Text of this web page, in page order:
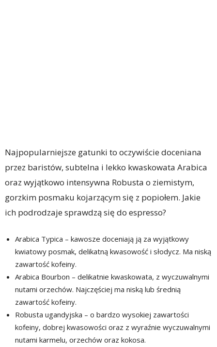
Najpopularniejsze gatunki to oczywiście doceniana
przez baristów, subtelna i lekko kwaskowata Arabica
oraz wyjątkowo intensywna Robusta o ziemistym,
gorzkim posmaku kojarzącym się z popiołem. Jakie
ich podrodzaje sprawdzą się do espresso?
Arabica Typica – kawosze doceniają ją za wyjątkowy
kwiatowy posmak, delikatną kwasowość i słodycz. Ma niską
zawartość kofeiny.
Arabica Bourbon – delikatnie kwaskowata, z wyczuwalnymi
nutami orzechów. Najczęściej ma niską lub średnią
zawartość kofeiny.
Robusta ugandyjska – o bardzo wysokiej zawartości
kofeiny, dobrej kwasowości oraz z wyraźnie wyczuwalnymi
nutami karmelu, orzechów oraz kokosa.